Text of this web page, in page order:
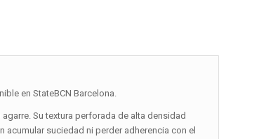
en StateBCN Barcelona.
Su textura perforada de alta densidad
suciedad ni perder adherencia con el